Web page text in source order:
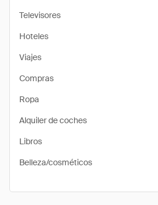
Televisores
Hoteles
Viajes
Compras
Ropa
Alquiler de coches
Libros
Belleza/cosméticos